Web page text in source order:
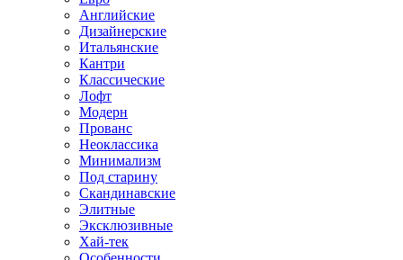
Английские
Дизайнерские
Итальянские
Кантри
Классические
Лофт
Модерн
Прованс
Неоклассика
Минимализм
Под старину
Скандинавские
Элитные
Эксклюзивные
Хай-тек